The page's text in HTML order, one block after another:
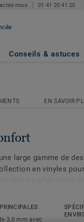
nous 01 41 20 41 20
Conseils & astuces
EN SAVOIR
large gamme de
en vinyles
renforcée
tandis
20 dB.
3,0 mm avec